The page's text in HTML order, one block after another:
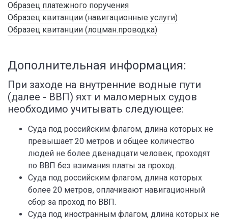
Образец платежного поручения
Образец квитанции (навигационные услуги)
Образец квитанции (лоцман.проводка)
Дополнительная информация:
При заходе на внутренние водные пути
(далее - ВВП) яхт и маломерных судов
необходимо учитывать следующее:
Суда под российским флагом, длина которых не
превышает 20 метров и общее количество
людей не более двенадцати человек, проходят
по ВВП без взимания платы за проход.
Суда под российским флагом, длина которых
более 20 метров, оплачивают навигационный
сбор за проход по ВВП.
Суда под иностранным флагом, длина которых не